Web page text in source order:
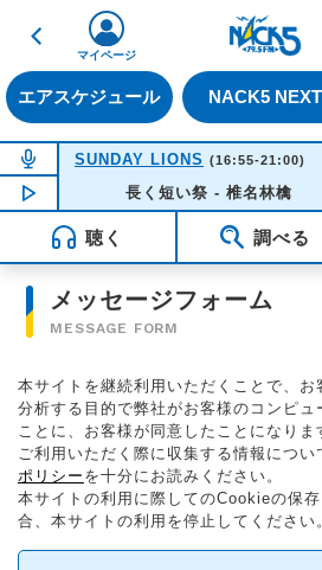
戻る
エアスケジュール NACK5 NEXT
マイページ
NOW ON AIR
SUNDAY LIONS (16:55-21:00)
NOW PLAYING16:35
長く短い祭 - 椎名林檎
聴く 調べる
メッセージフォーム
MESSAGE FORM
本サイトを継続利用いただくことで、お
分析する目的で弊社がお客様のコンピ
ことに、お客様が同意したことになりま
ご利用いただく際に収集する情報につ
ポリシー を十分にお読みください。
本サイトの利用に際してのCookieの保
合、本サイトの利用を停止してください